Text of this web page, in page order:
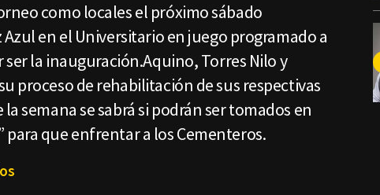
como locales el próximo sábado
en el Universitario en juego programado a
ser la inauguración.Aquino, Torres Nilo y
proceso de rehabilitación de sus respectivas
semana se sabrá si podrán ser tomados en
para que enfrentar a los Cementeros.